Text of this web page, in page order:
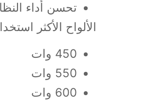
تحسن أداء
الألواح الأكثر استخدامًا في 2026
450 وات
550 وات
600 وات